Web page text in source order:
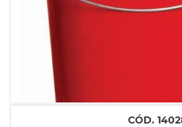
CÓD.